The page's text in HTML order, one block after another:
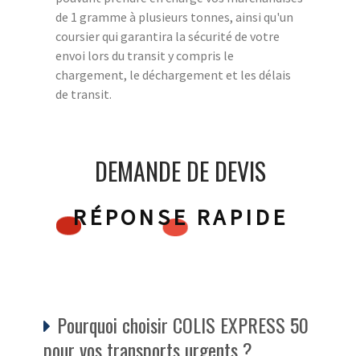
de 1 gramme à plusieurs tonnes, ainsi qu'un
coursier qui garantira la sécurité de votre
envoi lors du transit y compris le
chargement, le déchargement et les délais
de transit.
DEMANDE DE DEVIS
RÉPONSE RAPIDE
Pourquoi choisir COLIS EXPRESS 50
pour vos transports urgents ?